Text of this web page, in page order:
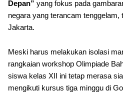
Depan” yang fokus pada
negara yang terancam
Jakarta.
Meski harus melakukan isolasi
rangkaian workshop Olimpiade
siswa kelas XII ini tetap merasa
mengikuti kursus tiga minggu di